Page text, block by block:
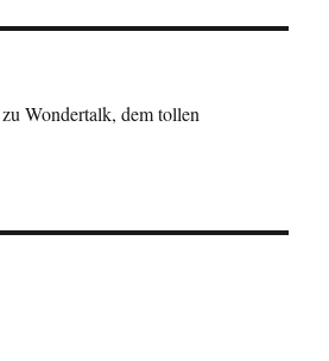
Wondertalk, dem tollen